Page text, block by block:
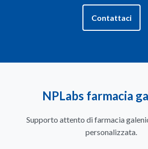
Contattaci
NPLabs farmacia
Supporto attento di farmacia
personalizzata.